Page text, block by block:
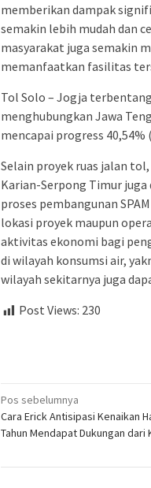
memberikan dampak
semakin lebih mudah dan
masyarakat juga semakin
memanfaatkan fasilitas
Tol Solo – Jogja
menghubungkan Jawa
mencapai progress
Selain proyek ruas jalan
Karian-Serpong Timur
proses pembangunan
lokasi proyek maupun
aktivitas ekonomi bagi
di wilayah konsumsi air,
wilayah sekitarnya juga
Post Views: 230
Navigasi
pos
Pos sebelumnya
Cara Erick Antisipasi Kenaikan
Tahun Mendapat Dukungan dari